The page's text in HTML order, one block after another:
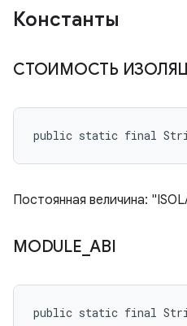
Константы
СТОИМОСТЬ
public static final String
Постоянная величина:
MODULE _ABI
public static final String